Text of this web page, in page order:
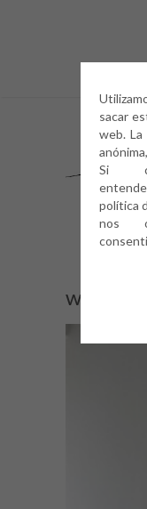
sacar
web.
Si
política
nos